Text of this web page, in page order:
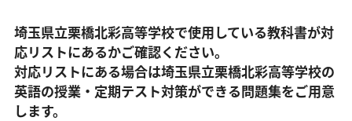
埼玉県立栗橋北彩高等学校で使用している教科書が対
応リストにあるかご確認ください。
対応リストにある場合は埼玉県立栗橋北彩高等学校の
英語の授業・定期テスト対策ができる問題集をご用意
します。